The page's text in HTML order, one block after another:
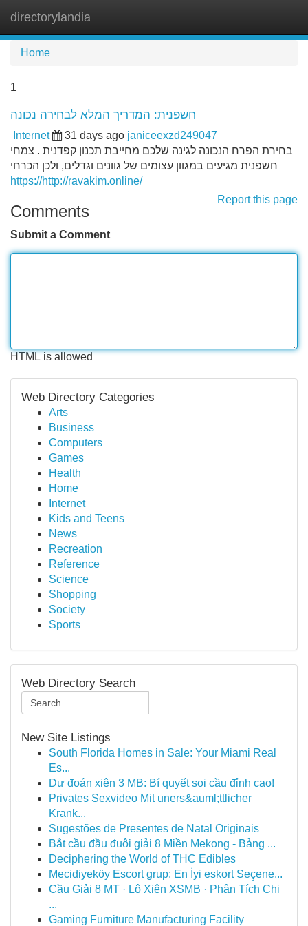
directorylandia
Home
1
חשפנית: המדריך המלא לבחירה נכונה
Internet 31 days ago janiceexzd249047
בחירת הפרח הנכונה לגינה שלכם מחייבת תכנון קפדנית . צמחי
חשפנית מגיעים במגוון עצומים של גוונים וגדלים, ולכן הכרחי
https://http://ravakim.online/
Report this page
Comments
Submit a Comment
HTML is allowed
Web Directory Categories
Arts
Business
Computers
Games
Health
Home
Internet
Kids and Teens
News
Recreation
Reference
Science
Shopping
Society
Sports
Web Directory Search
New Site Listings
South Florida Homes in Sale: Your Miami Real
Es...
Dự đoán xiên 3 MB: Bí quyết soi cầu đỉnh cao!
Privates Sexvideo Mit uners&auml;ttlicher
Krank...
Sugestões de Presentes de Natal Originais
Bắt cầu đầu đuôi giải 8 Miền Mekong - Bảng ...
Deciphering the World of THC Edibles
Mecidiyeköy Escort grup: En İyi eskort Seçene...
Cầu Giải 8 MT · Lô Xiên XSMB · Phân Tích Chi
...
Gaming Furniture Manufacturing Facility